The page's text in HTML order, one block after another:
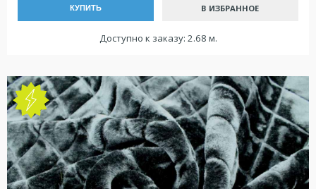
КУПИТЬ В ИЗБРАННОЕ
Доступно к заказу: 2.68 м.